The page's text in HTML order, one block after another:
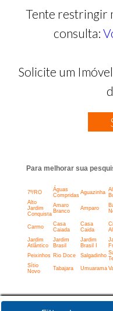
Tente restringir
consulta:
Solicite um
Para melhorar sua
7º/RO
Águas
Compridas Aguazinha
Alto
Jardim
Conquista
Amaro
Branco
Amparo
Carmo
Casa
Caiada
Casa
Caida
Jardim
Atlântico
Jardim
Brasil
Jardim
Brasil I
Peixinhos Rio Doce Salgadinho
Sítio
Novo
Tabajara Umuarama